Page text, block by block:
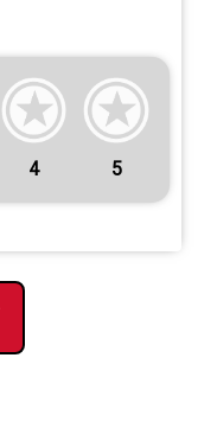
4 5